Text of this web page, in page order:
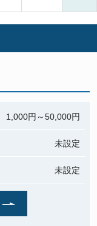
1,000円～50,000円
未設定
未設定